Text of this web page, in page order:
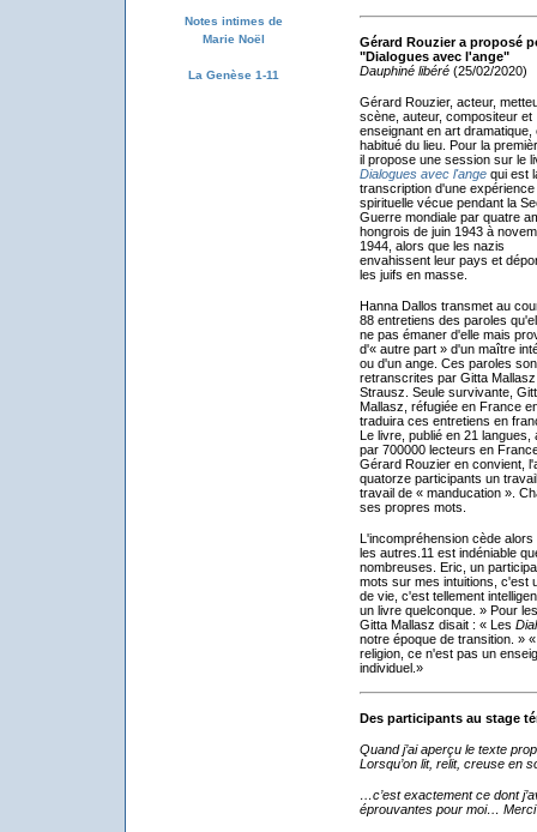
Notes intimes de
Marie Noël
La Genèse 1-11
Gérard Rouzier a proposé
"Dialogues avec l'ange"
Dauphiné libéré(25/02/2020)
Gérard Rouzier, acteur,
scène, auteur, compositeur et
enseignant en art dramatique,
habitué du lieu. Pour la
il propose une session sur le
Dialogues avec l'angequi est
transcription d'une expérience
spirituelle vécue pendant la
Guerre mondiale par quatre
hongrois de juin 1943 à
1944, alors que les nazis
envahissent leur pays et
les juifs en masse.
Hanna Dallos transmet au
88 entretiens des paroles
ne pas émaner d'elle mais
d'« autre part » d'un maître
ou d'un ange. Ces paroles
retranscrites par Gitta Mallasz
Strausz. Seule survivante,
Mallasz, réfugiée en France
traduira ces entretiens en
Le livre, publié en 21 langues,
par 700000 lecteurs en
Gérard Rouzier en convient,
quatorze participants un
travail de « manducation ».
ses propres mots.
L'incompréhension cède
les autres.11 est indéniable
nombreuses. Eric, un
mots sur mes intuitions, c'est
de vie, c'est tellement
un livre quelconque. » Pour
Gitta Mallasz disait : « Les
notre époque de transition. »
religion, ce n'est pas un
individuel.»
Des participants au stage
Quand j’ai aperçu le texte
Lorsqu’on lit, relit, creuse en
…c’est exactement ce dont
éprouvantes pour moi…